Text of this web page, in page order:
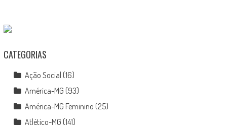
CATEGORIAS
Ação Social (16)
América-MG (93)
América-MG Feminino (25)
Atlético-MG (141)